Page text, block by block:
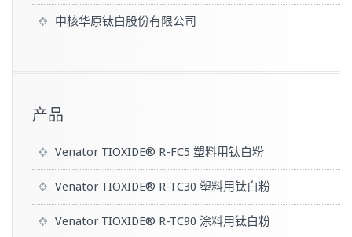
中核华原钛白股份有限公司
产品
Venator TIOXIDE® R-FC5 塑料用钛白粉
Venator TIOXIDE® R-TC30 塑料用钛白粉
Venator TIOXIDE® R-TC90 涂料用钛白粉